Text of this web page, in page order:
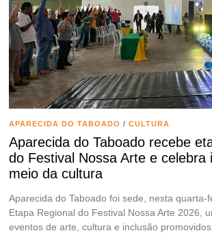
APARECIDA DO TABOADO / CULTURA
Aparecida do Taboado recebe
do Festival Nossa Arte e celebra
meio da cultura
Aparecida do Taboado foi sede, nesta quarta-
Etapa Regional do Festival Nossa Arte 2026,
eventos de arte, cultura e inclusão